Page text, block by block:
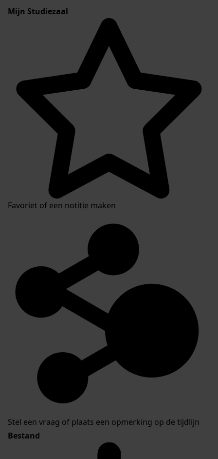
Mijn Studiezaal
Favoriet of een notitie maken
Stel een vraag of plaats een opmerking op de tijdlijn
Bestand